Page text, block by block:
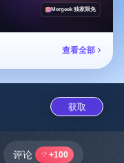
Mergeek 独家限免
查看全部
获取
评论 +100